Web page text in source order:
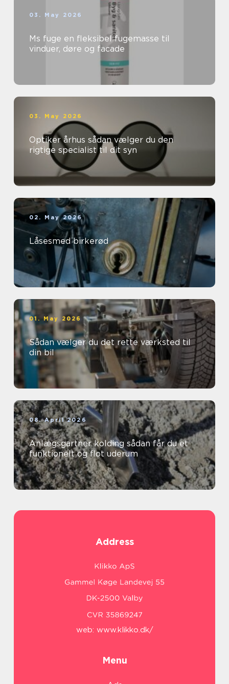
03. May 2026
Ms fuge en fleksibel fugemasse til
vinduer, døre og facade
03. May 2026
Optiker århus sådan vælger du den
rigtige specialist til dit syn
02. May 2026
Låsesmed birkerød
01. May 2026
Sådan vælger du det rette værksted til
din bil
08. April 2026
Anlægsgartner kolding sådan får du et
funktionelt og flot uderum
Address
web: www.klikko.dk/
Menu